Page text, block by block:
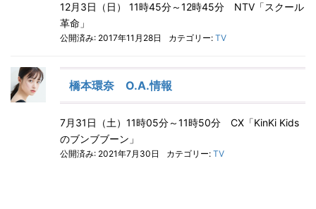
12月3日（日） 11時45分～12時45分 NTV「スクール
革命」
公開済み: 2017年11月28日 カテゴリー: TV
橋本環奈 O.A.情報
7月31日（土）11時05分～11時50分 CX「KinKi Kids
のブンブブーン」
公開済み: 2021年7月30日 カテゴリー: TV